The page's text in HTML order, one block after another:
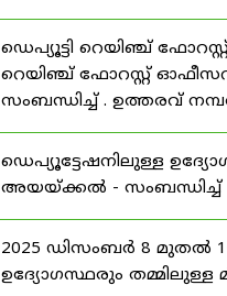
ഡെപ്യൂട്ടി റെയിഞ്ച്
റെയിഞ്ച് ഫോറസ്റ്റ്
സംബന്ധിച്ച് . ഉത്തരവ്
ഡെപ്യൂട്ടേഷനിലുള്ള
അയയ്ക്കൽ - സംബന്ധിച്ച്
2025 ഡിസംബർ 8
ഉദ്യോഗസ്ഥരും